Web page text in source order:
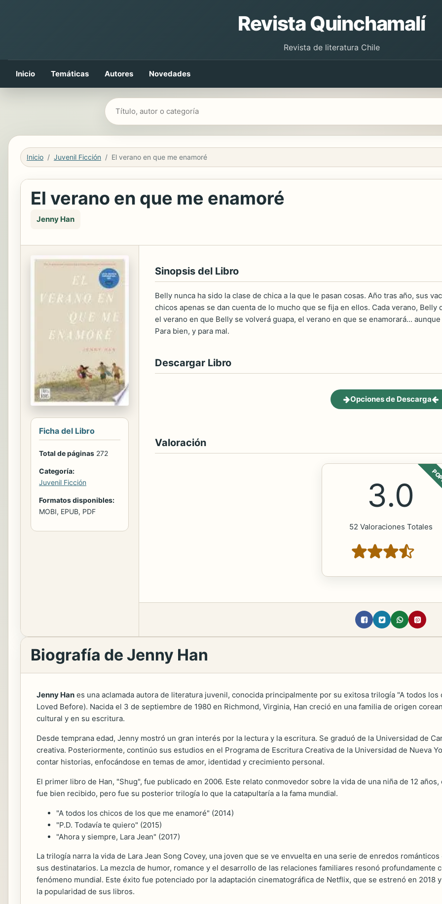
Revista Quinchamalí
Revista de literatura Chile
Inicio Temáticas Autores Novedades
Buscar libros
Inicio Juvenil Ficción El verano en que me enamoré
El verano en que me enamoré
Jenny Han
Ficha del Libro
Total de páginas 272
Categoría:
Juvenil Ficción
Formatos disponibles:
MOBI, EPUB, PDF
Sinopsis del Libro
Belly nunca ha sido la clase de chica a la que le pasan cosas. Año tras año, sus
chicos apenas se dan cuenta de lo mucho que se fija en ellos. Cada verano,
el verano en que Belly se volverá guapa, el verano en que se enamorará...
Para bien, y para mal.
Descargar Libro
Opciones de Descarga
Valoración
3.0
52 Valoraciones Totales
Biografía de Jenny Han
Jenny Han es una aclamada autora de literatura juvenil, conocida principalmente por su exitosa trilogía "A todos
Loved Before). Nacida el 3 de septiembre de 1980 en Richmond, Virginia, Han creció en una familia de origen
cultural y en su escritura.
Desde temprana edad, Jenny mostró un gran interés por la lectura y la escritura. Se graduó de la Universidad de
creativa. Posteriormente, continúo sus estudios en el Programa de Escritura Creativa de la Universidad de Nueva
contar historias, enfocándose en temas de amor, identidad y crecimiento personal.
El primer libro de Han, "Shug", fue publicado en 2006. Este relato conmovedor sobre la vida de una niña de 12
fue bien recibido, pero fue su posterior trilogía lo que la catapultaría a la fama mundial.
"A todos los chicos de los que me enamoré" (2014)
"P.D. Todavía te quiero" (2015)
"Ahora y siempre, Lara Jean" (2017)
La trilogía narra la vida de Lara Jean Song Covey, una joven que se ve envuelta en una serie de enredos
sus destinatarios. La mezcla de humor, romance y el desarrollo de las relaciones familiares resonó
fenómeno mundial. Este éxito fue potenciado por la adaptación cinematográfica de Netflix, que se estrenó en 2018
la popularidad de sus libros.